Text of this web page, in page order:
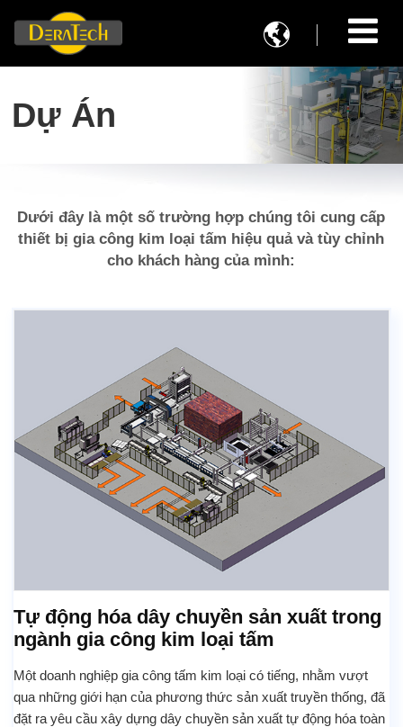

Dự Án
Dưới đây là một số trường hợp chúng tôi cung cấp
thiết bị gia công kim loại tấm hiệu quả và tùy chỉnh
cho khách hàng của mình:
Tự động hóa dây chuyền sản xuất trong
ngành gia công kim loại tấm
Một doanh nghiệp gia công tấm kim loại có tiếng, nhằm vượt
qua những giới hạn của phương thức sản xuất truyền thống, đã
đặt ra yêu cầu xây dựng dây chuyền sản xuất tự động hóa toàn